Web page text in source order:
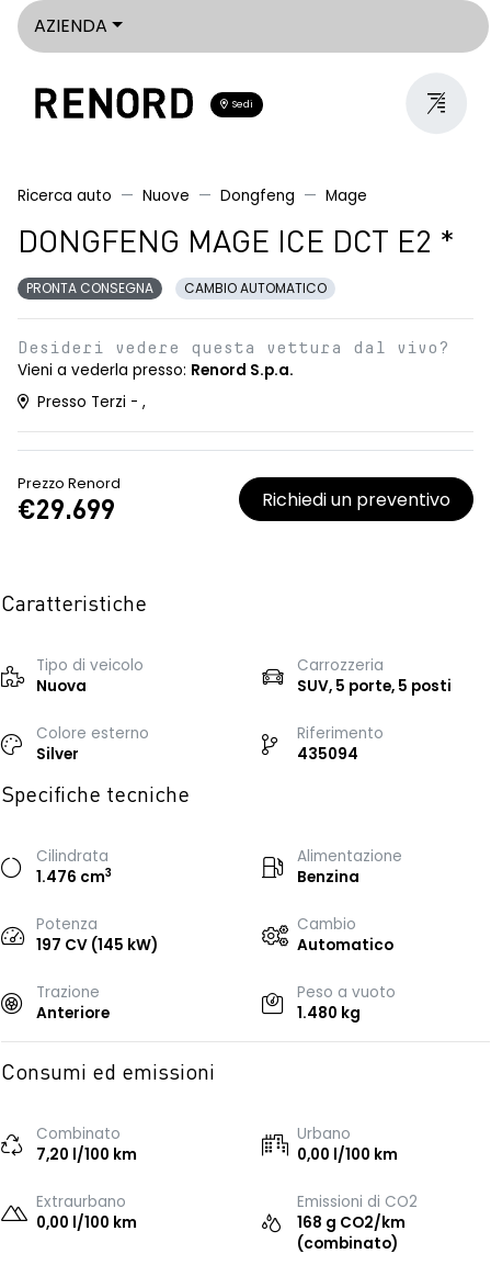
AZIENDA
Sedi
Ricerca auto Nuove Dongfeng Mage
DONGFENG MAGE ICE DCT E2 *
PRONTA CONSEGNA CAMBIO AUTOMATICO
Desideri vedere questa vettura dal vivo?
Vieni a vederla presso: Renord S.p.a.
Presso Terzi - ,
Prezzo Renord
€29.699 Richiedi un preventivo
Caratteristiche
Tipo di veicolo
Nuova
Carrozzeria
SUV, 5 porte, 5 posti
Colore esterno
Silver
Riferimento
435094
Specifiche tecniche
Cilindrata
1.476 cm3
Alimentazione
Benzina
Potenza
197 CV (145 kW)
Cambio
Automatico
Trazione
Anteriore
Peso a vuoto
1.480 kg
Consumi ed emissioni
Combinato
7,20 l/100 km
Urbano
0,00 l/100 km
Extraurbano
0,00 l/100 km
Emissioni di CO2
168 g CO2/km
(combinato)